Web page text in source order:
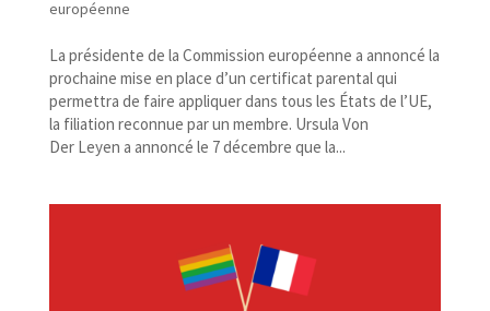
européenne
La présidente de la Commission européenne a annoncé la
prochaine mise en place d’un certificat parental qui
permettra de faire appliquer dans tous les États de l’UE,
la filiation reconnue par un membre. Ursula Von
Der Leyen a annoncé le 7 décembre que la...